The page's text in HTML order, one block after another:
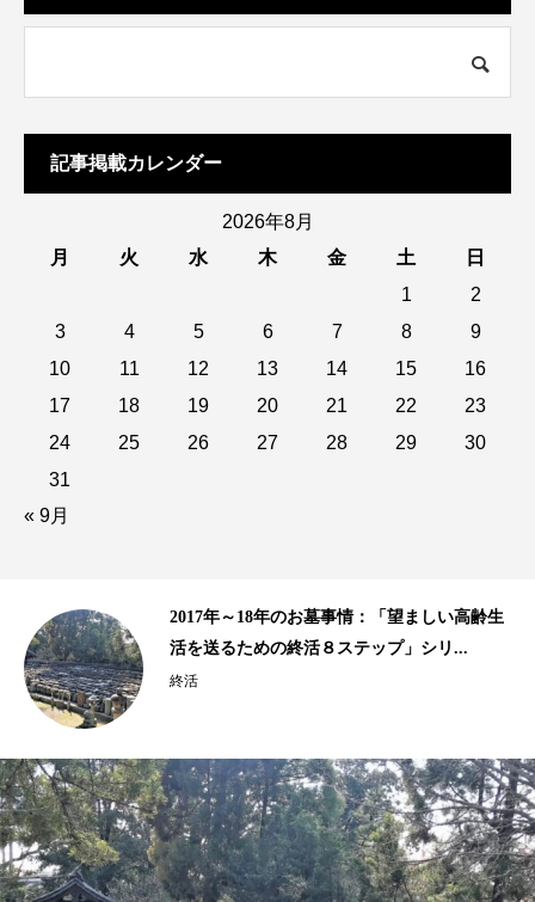
記事掲載カレンダー
2026年8月
月
火 水 木 金 土
日
1
2
3
4 5 6 7 8
9
10
11 12 13 14 15
16
17
18 19 20 21 22
23
24
25 26 27 28 29
30
31
« 9月
10年以上の歴史がある樹木葬、海洋散骨｜
2015年、2016年の終活ビジネス事情...
終活